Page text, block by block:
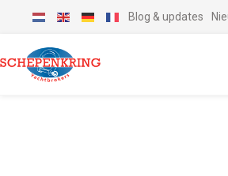
Blog & updates